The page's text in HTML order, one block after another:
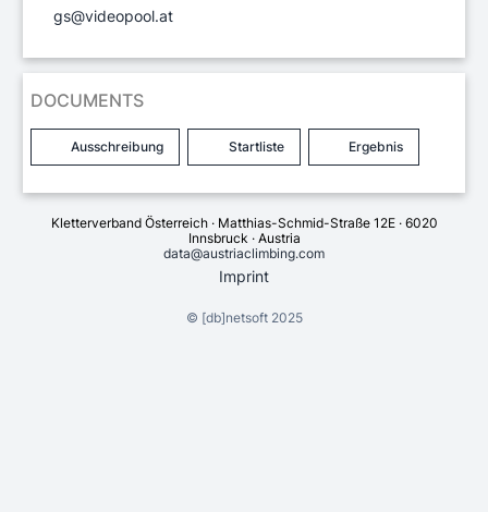
gs@videopool.at
DOCUMENTS
Ausschreibung Startliste Ergebnis
Kletterverband Österreich · Matthias-Schmid-Straße 12E · 6020
Innsbruck · Austria
data@austriaclimbing.com
Imprint
© [db]netsoft2025